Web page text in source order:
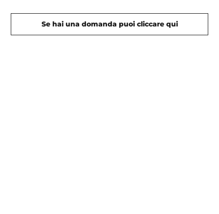
Se hai una domanda puoi cliccare qui